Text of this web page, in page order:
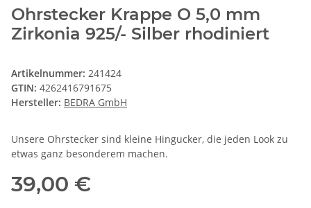
Ohrstecker Krappe O 5,0 mm
Zirkonia 925/- Silber rhodiniert
Artikelnummer: 241424
GTIN: 4262416791675
Hersteller: BEDRA GmbH
Unsere Ohrstecker sind kleine Hingucker, die jeden Look zu
etwas ganz besonderem machen.
39,00 €